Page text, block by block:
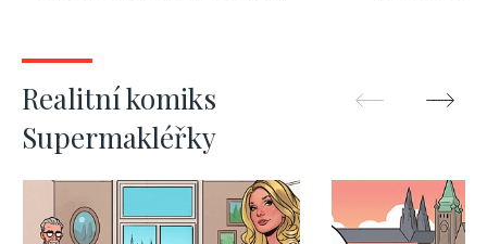
Realitní komiks
Supermakléřky